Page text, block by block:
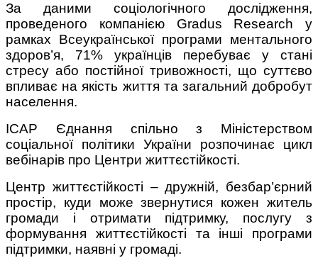
За даними соціологічного дослідження,
проведеного компанією Gradus Research у
рамках Всеукраїнської програми ментального
здоров’я, 71% українців перебуває у стані
стресу або постійної тривожності, що суттєво
впливає на якість життя та загальний добробут
населення.
ІСАР Єднання спільно з Міністерством
соціальної політики України розпочинає цикл
вебінарів про Центри життєстійкості.
Центр життєстійкості – дружній, безбар’єрний
простір, куди може звернутися кожен житель
громади і отримати підтримку, послугу з
формування життєстійкості та інші програми
підтримки, наявні у громаді.